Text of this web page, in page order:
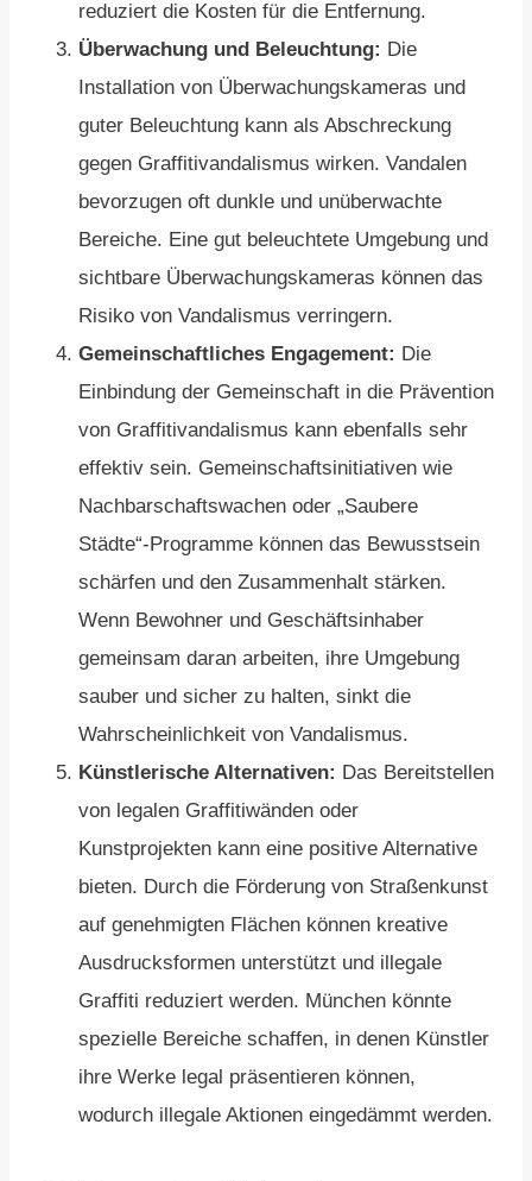
reduziert die Kosten für die Entfernung.
Überwachung und Beleuchtung: Die
Installation von Überwachungskameras und
guter Beleuchtung kann als Abschreckung
gegen Graffitivandalismus wirken. Vandalen
bevorzugen oft dunkle und unüberwachte
Bereiche. Eine gut beleuchtete Umgebung und
sichtbare Überwachungskameras können das
Risiko von Vandalismus verringern.
Gemeinschaftliches Engagement: Die
Einbindung der Gemeinschaft in die Prävention
von Graffitivandalismus kann ebenfalls sehr
effektiv sein. Gemeinschaftsinitiativen wie
Nachbarschaftswachen oder „Saubere
Städte“-Programme können das Bewusstsein
schärfen und den Zusammenhalt stärken.
Wenn Bewohner und Geschäftsinhaber
gemeinsam daran arbeiten, ihre Umgebung
sauber und sicher zu halten, sinkt die
Wahrscheinlichkeit von Vandalismus.
Künstlerische Alternativen: Das Bereitstellen
von legalen Graffitiwänden oder
Kunstprojekten kann eine positive Alternative
bieten. Durch die Förderung von Straßenkunst
auf genehmigten Flächen können kreative
Ausdrucksformen unterstützt und illegale
Graffiti reduziert werden. München könnte
spezielle Bereiche schaffen, in denen Künstler
ihre Werke legal präsentieren können,
wodurch illegale Aktionen eingedämmt werden.